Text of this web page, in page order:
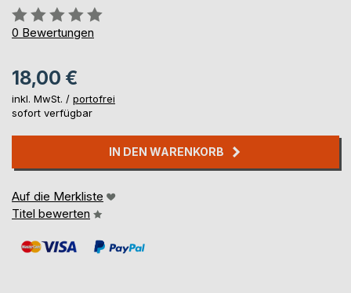
Bewertung::
0%
0 Bewertungen
18,00 €
inkl. MwSt. / portofrei
sofort verfügbar
IN DEN WARENKORB
Auf die Merkliste
Titel bewerten